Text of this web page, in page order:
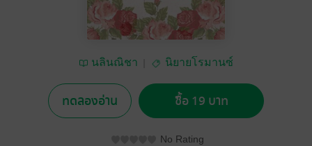
นลินณิชา นิยายโรมานซ์
ทดลองอ่าน ซื้อ 19 บาท
No Rating